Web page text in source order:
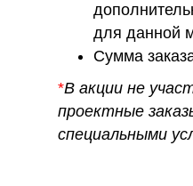
для данной
Сумма
*В акции не
проектные
специальными